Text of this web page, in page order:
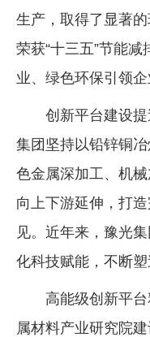
生产，取得了显著
荣获“十三五”节能
业、绿色环保引领
创新平台建设
集团坚持以铅锌铜
色金属深加工、机
向上下游延伸，打
见。近年来，豫光
化科技赋能，不断塑
高能级创新平
属材料产业研究院